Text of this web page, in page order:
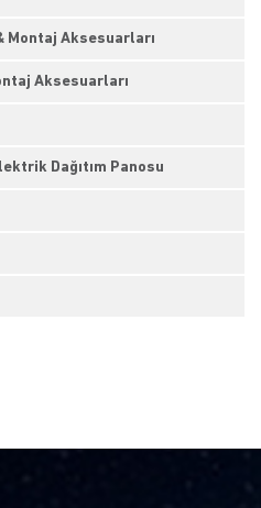
Montaj Aksesuarları
Aksesuarları
Dağıtım Panosu